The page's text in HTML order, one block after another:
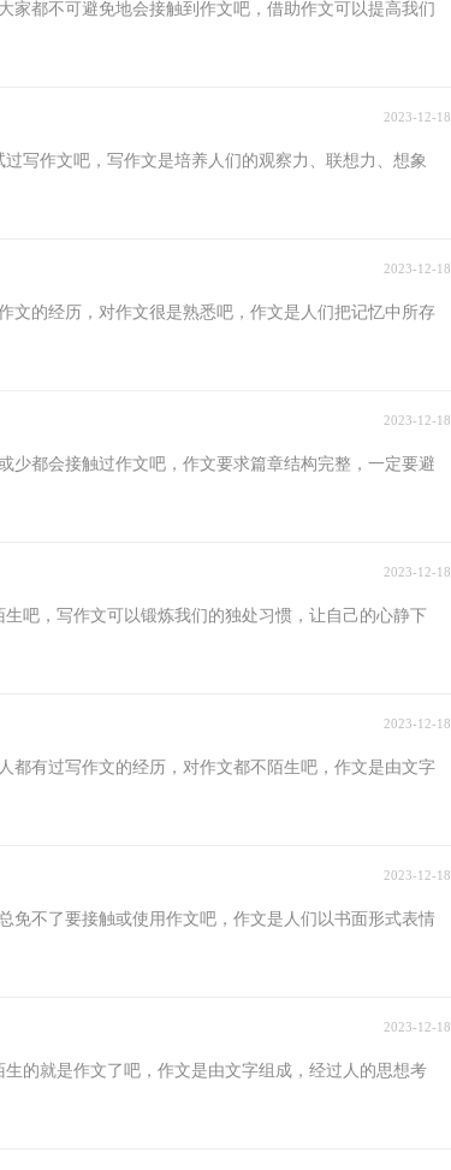
家都不可避免地会接触到作文吧，借助作文可以提高我们
2023-12-18
写作文吧，写作文是培养人们的观察力、联想力、想象
2023-12-18
文的经历，对作文很是熟悉吧，作文是人们把记忆中所存
2023-12-18
少都会接触过作文吧，作文要求篇章结构完整，一定要避
2023-12-18
吧，写作文可以锻炼我们的独处习惯，让自己的心静下
2023-12-18
都有过写作文的经历，对作文都不陌生吧，作文是由文字
2023-12-18
免不了要接触或使用作文吧，作文是人们以书面形式表情
2023-12-18
的就是作文了吧，作文是由文字组成，经过人的思想考